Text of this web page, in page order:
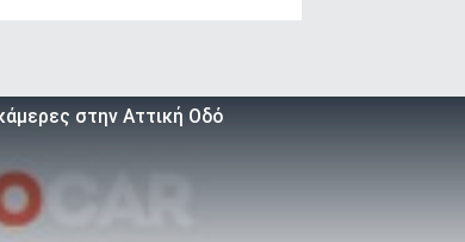
στην Αττική Οδό